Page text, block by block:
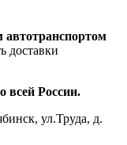
доставки
всей России.
ул.Труда, д.